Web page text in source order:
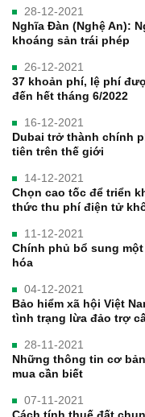
28-12-2021
Nghĩa Đàn (Nghệ An):
khoáng sản trái phép
26-12-2021
37 khoản phí, lệ phí
đến hết tháng 6/2022
16-12-2021
Dubai trở thành chính
tiên trên thế giới
14-12-2021
Chọn cao tốc để triển
thức thu phí điện tử
11-12-2021
Chính phủ bổ sung
hóa
04-12-2021
Bảo hiểm xã hội Việt
tình trạng lừa đảo trợ
28-11-2021
Những thông tin cơ
mua cần biết
07-11-2021